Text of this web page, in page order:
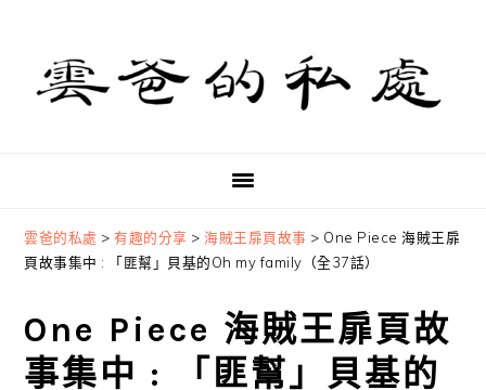
primary
navigation
content
primary
sidebar
雲爸的私處 >有趣的分享 > 海賊王扉頁故事 > One Piece 海賊王扉
頁故事集中 : 「匪幫」貝基的Oh my family（全37話）
One Piece 海賊王扉頁故
事集中 : 「匪幫」貝基的